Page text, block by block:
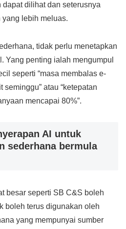
dilihat dan seterusnya
lebih meluas.
tidak perlu menetapkan
Yang penting ialah mengumpul
seperti “masa membalas e-
atau “ketepatan
mencapai 80%”.
AI untuk
sederhana bermula
besar seperti SB C&S boleh
boleh terus digunakan oleh
yang mempunyai sumber